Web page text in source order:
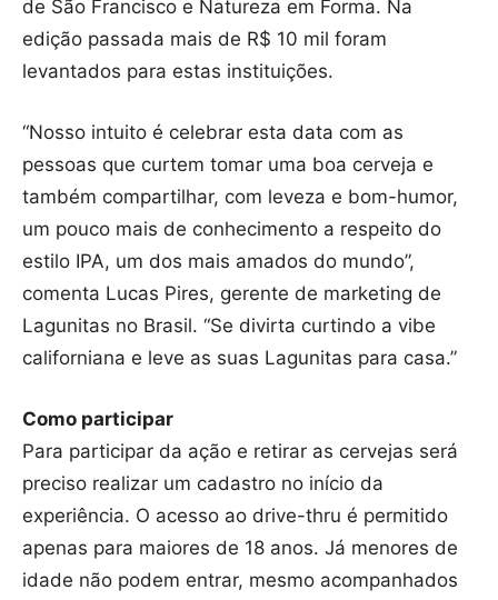
de São Francisco e Natureza em Forma. Na
edição passada mais de R$ 10 mil foram
levantados para estas instituições.
“Nosso intuito é celebrar esta data com as
pessoas que curtem tomar uma boa cerveja e
também compartilhar, com leveza e bom-humor,
um pouco mais de conhecimento a respeito do
estilo IPA, um dos mais amados do mundo”,
comenta Lucas Pires, gerente de marketing de
Lagunitas no Brasil. “Se divirta curtindo a vibe
californiana e leve as suas Lagunitas para casa.”
Como participar
Para participar da ação e retirar as cervejas será
preciso realizar um cadastro no início da
experiência. O acesso ao drive-thru é permitido
apenas para maiores de 18 anos. Já menores de
idade não podem entrar, mesmo acompanhados